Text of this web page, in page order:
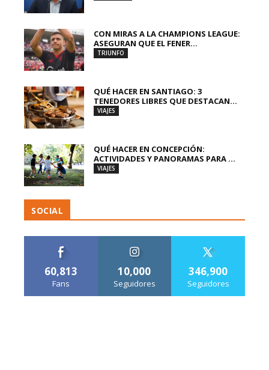
CON MIRAS A LA CHAMPIONS LEAGUE:
ASEGURAN QUE EL FENER...
TRIUNFO
QUÉ HACER EN SANTIAGO: 3
TENEDORES LIBRES QUE DESTACAN...
VIAJES
QUÉ HACER EN CONCEPCIÓN:
ACTIVIDADES Y PANORAMAS PARA ...
VIAJES
SOCIAL
60,813
Fans
10,000
Seguidores
346,900
Seguidores